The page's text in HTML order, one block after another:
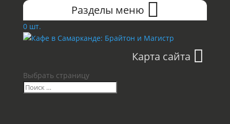
Разделы меню
0 шт.
Карта сайта
Выбрать страницу